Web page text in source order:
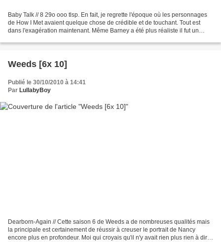
Baby Talk // 8 29o ooo tlsp. En fait, je regrette l'époque où les personnages
de How I Met avaient quelque chose de crédible et de touchant. Tout est
dans l'exagération maintenant. Même Barney a été plus réaliste il fut un
Weeds [6x 10]
Publié le 30/10/2010 à 14:41
Par LullabyBoy
Dearborn-Again // Cette saison 6 de Weeds a de nombreuses qualités mais
la principale est certainement de réussir à creuser le portrait de Nancy
encore plus en profondeur. Moi qui croyais qu'il n'y avait rien plus rien à dire